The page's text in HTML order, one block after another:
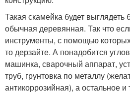
Такая скамейка будет выглядеть
обычная деревянная. Так что
инструменты, с помощью
то дерзайте. А понадобится
машинка, сварочный аппарат,
труб, грунтовка по металлу
антикоррозийная), а остальное и